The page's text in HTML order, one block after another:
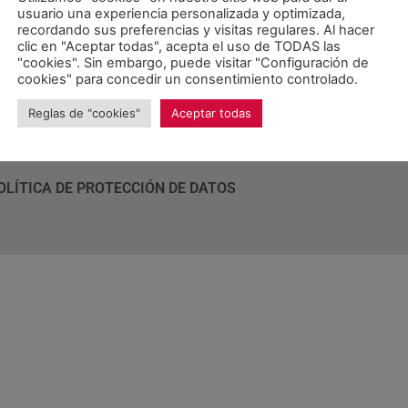
d'Aran. Todos los derechos reservados.
DE PROTECCIÓN DE DATOS
usuario una experiencia personalizada y optimizada,
recordando sus preferencias y visitas regulares. Al hacer
clic en "Aceptar todas", acepta el uso de TODAS las
"cookies". Sin embargo, puede visitar "Configuración de
cookies" para concedir un consentimiento controlado.
Reglas de "cookies" Aceptar todas